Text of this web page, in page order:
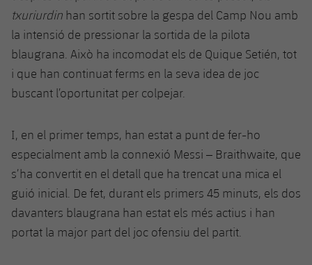
Jugadors
Fotos
Història
Classificació
Juvenil
Infantil
Aleví
Notícies
Atletisme
plusicon
més
Actualitat
Masculí
Femení
Bàsquet en cadira de rodes
plusicon
Actualitat
Jugadors
Calendari
Classificació
Hockey gel
Actualitat
Jugadors
Calendari
Resultats
Hoquei herba
Notícies
Hockey Herba Masculí
Patinatge artístic
Actualitat
Escola de Patinatge
txuriurdin han sortit sobre la gespa del Camp Nou amb
la intensió de pressionar la sortida de la pilota
blaugrana. Això ha incomodat els de Quique Setién, tot
i que han continuat ferms en la seva idea de joc
buscant l’oportunitat per colpejar.
I, en el primer temps, han estat a punt de fer-ho
especialment amb la connexió Messi – Braithwaite, que
s’ha convertit en el detall que ha trencat una mica el
guió inicial. De fet, durant els primers 45 minuts, els dos
davanters blaugrana han estat els més actius i han
portat la major part del joc ofensiu del partit.